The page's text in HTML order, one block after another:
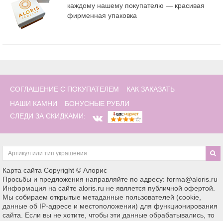
каждому нашему покупателю — красивая
фирменная упаковка
СОГЛАШЕНИЕ С ПОКУПАТЕЛЕМ
КАК ЗАКАЗАТЬ
НАШИ КАМНИ
БОНУСНЫЕ РУБЛИ
СЛЕДИ ЗА СКИДКАМИ:
Карта сайта Copyright © Алорис
Просьбы и предложения направляйте по адресу: forma@aloris.ru
Информация на сайте aloris.ru не является публичной офертой.
Мы собираем открытые метаданные пользователей (cookie,
данные об IP-адресе и местоположении) для функционирования
сайта. Если вы не хотите, чтобы эти данные обрабатывались, то